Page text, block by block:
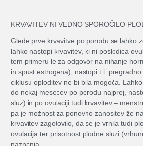
KRVAVITEV NI VEDNO SPOROČILO
Glede prve krvavitve po porodu se lahko
lahko nastopi krvavitev, ki ni posledica
tem primeru le za odgovor na nihanje
in spust estrogena), nastopi t.i. pregradno
ciklusu oploditev ne bi bila mogoča.
do nekaj mesecev po porodu najprej,
sluz) in po ovulaciji tudi krvavitev –
pa je možnost za ponovno zanositev že
krvavitev zagotovilo, da se je vrnila tudi
ovulacija ter prisotnost plodne sluzi
naznanja.